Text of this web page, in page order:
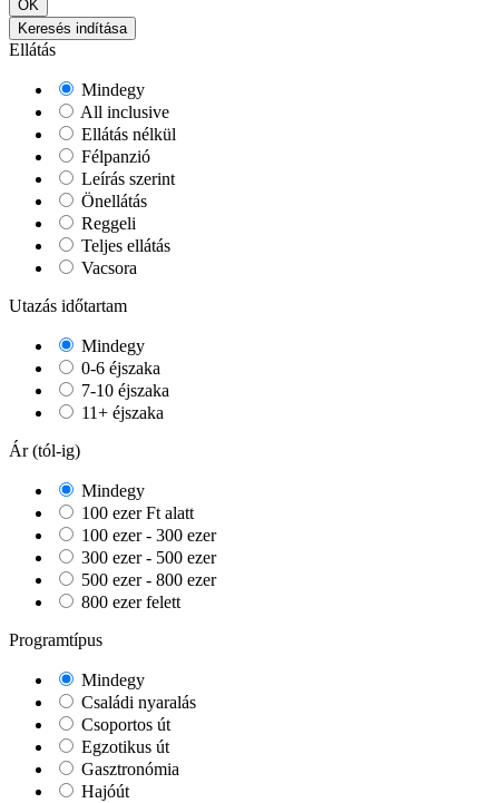
OK
Keresés indítása
Ellátás
Mindegy
All inclusive
Ellátás nélkül
Félpanzió
Leírás szerint
Önellátás
Reggeli
Teljes ellátás
Vacsora
Utazás időtartam
Mindegy
0-6 éjszaka
7-10 éjszaka
11+ éjszaka
Ár (tól-ig)
Mindegy
100 ezer Ft alatt
100 ezer - 300 ezer
300 ezer - 500 ezer
500 ezer - 800 ezer
800 ezer felett
Programtípus
Mindegy
Családi nyaralás
Csoportos út
Egzotikus út
Gasztronómia
Hajóút